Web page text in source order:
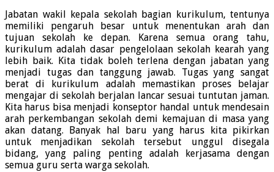
Jabatan wakil kepala sekolah bagian kurikulum, tentunya
memiliki pengaruh besar untuk menentukan arah dan
tujuan sekolah ke depan. Karena semua orang tahu,
kurikulum adalah dasar pengelolaan sekolah kearah yang
lebih baik. Kita tidak boleh terlena dengan jabatan yang
menjadi tugas dan tanggung jawab. Tugas yang sangat
berat di kurikulum adalah memastikan proses belajar
mengajar di sekolah berjalan lancar sesuai tuntutan jaman.
Kita harus bisa menjadi konseptor handal untuk mendesain
arah perkembangan sekolah demi kemajuan di masa yang
akan datang. Banyak hal baru yang harus kita pikirkan
untuk menjadikan sekolah tersebut unggul disegala
bidang, yang paling penting adalah kerjasama dengan
semua guru serta warga sekolah.